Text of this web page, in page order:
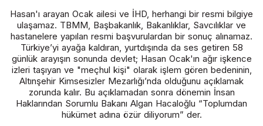
Hasan'ı arayan Ocak ailesi ve İHD, herhangi bir resmi bilgiye
ulaşamaz. TBMM, Başbakanlık, Bakanlıklar, Savcılıklar ve
hastanelere yapılan resmi başvurulardan bir sonuç alınamaz.
Türkiye’yi ayağa kaldıran, yurtdışında da ses getiren 58
günlük arayışın sonunda devlet; Hasan Ocak'ın ağır işkence
izleri taşıyan ve "meçhul kişi" olarak işlem gören bedeninin,
Altınşehir Kimsesizler Mezarlığı’nda olduğunu açıklamak
zorunda kalır. Bu açıklamadan sonra dönemin İnsan
Haklarından Sorumlu Bakanı Algan Hacaloğlu “Toplumdan
hükümet adına özür diliyorum” der.